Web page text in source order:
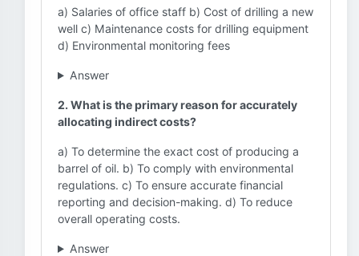
a) Salaries of office staff b) Cost of drilling a new
well c) Maintenance costs for drilling equipment
d) Environmental monitoring fees
Answer
2. What is the primary reason for accurately
allocating indirect costs?
a) To determine the exact cost of producing a
barrel of oil. b) To comply with environmental
regulations. c) To ensure accurate financial
reporting and decision-making. d) To reduce
overall operating costs.
Answer